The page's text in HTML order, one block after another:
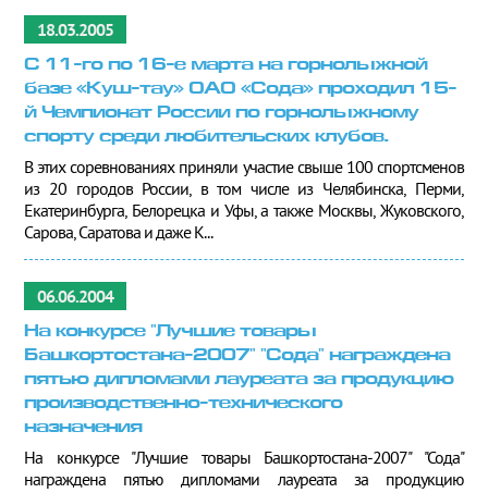
18.03.2005
С 11-го по 16-е марта на горнолыжной
базе «Куш-тау» ОАО «Сода» проходил 15-
й Чемпионат России по горнолыжному
спорту среди любительских клубов.
В этих соревнованиях приняли участие свыше 100 спортсменов
из 20 городов России, в том числе из Челябинска, Перми,
Екатеринбурга, Белорецка и Уфы, а также Москвы, Жуковского,
Сарова, Саратова и даже К...
06.06.2004
На конкурсе "Лучшие товары
Башкортостана-2007" "Сода" награждена
пятью дипломами лауреата за продукцию
производственно-технического
назначения
На конкурсе "Лучшие товары Башкортостана-2007" "Сода"
награждена пятью дипломами лауреата за продукцию